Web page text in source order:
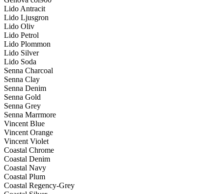
Lido Antracit
Lido Ljusgron
Lido Oliv
Lido Petrol
Lido Plommon
Lido Silver
Lido Soda
Senna Charcoal
Senna Clay
Senna Denim
Senna Gold
Senna Grey
Senna Marrmore
Vincent Blue
Vincent Orange
Vincent Violet
Coastal Chrome
Coastal Denim
Coastal Navy
Coastal Plum
Coastal Regency-Grey